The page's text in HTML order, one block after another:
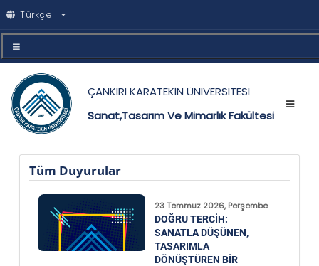
Türkçe
ÇANKIRI KARATEKİN ÜNİVERSİTESİ
Sanat,Tasarım Ve Mimarlık Fakültesi
Tüm Duyurular
23 Temmuz 2026, Perşembe
DOĞRU TERCIH:
SANATLA DÜŞÜNEN,
TASARIMLA
DÖNÜŞTÜREN BIR